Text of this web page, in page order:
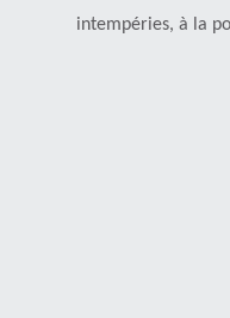
intempéries, à la